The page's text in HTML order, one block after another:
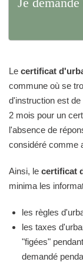
Le certificat
commune où se
d'instruction est
2 mois pour un
l'absence de
considéré comme
Ainsi, le certificat
minima les
les règles
les taxes
"figées"
demandé